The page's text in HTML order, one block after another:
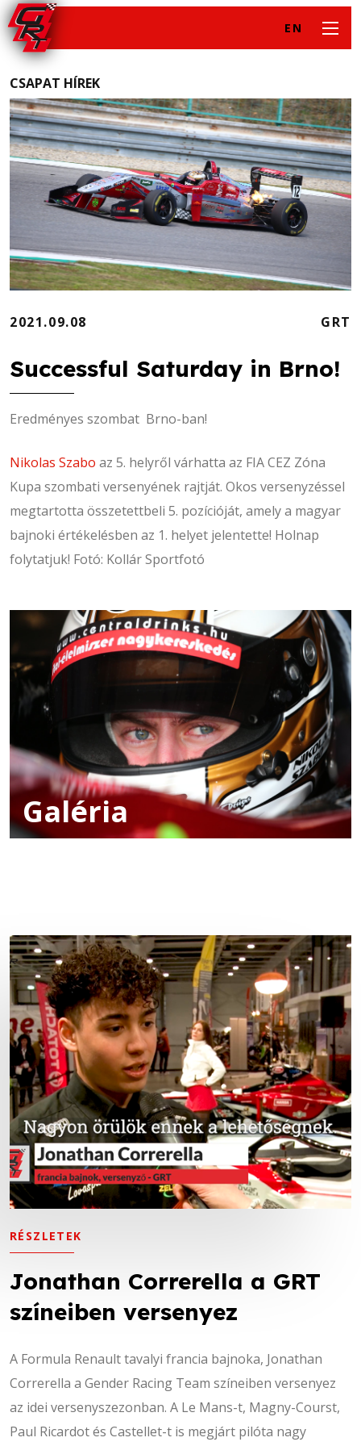
EN
CSAPAT HÍREK
2021.09.08 GRT
Successful Saturday in Brno!
Eredményes szombat Brno-ban!
Nikolas Szabo az 5. helyről várhatta az FIA CEZ Zóna
Kupa szombati versenyének rajtját. Okos versenyzéssel
megtartotta összetettbeli 5. pozícióját, amely a magyar
bajnoki értékelésben az 1. helyet jelentette! Holnap
folytatjuk! Fotó: Kollár Sportfotó
Galéria
RÉSZLETEK
Jonathan Correrella a GRT
színeiben versenyez
A Formula Renault tavalyi francia bajnoka, Jonathan
Correrella a Gender Racing Team színeiben versenyez
az idei versenyszezonban. A Le Mans-t, Magny-Courst,
Paul Ricardot és Castellet-t is megjárt pilóta nagy
RÉSZLETEK
Duna Televízió - A GRT 220
felett
RÉSZLETEK
Jonathan Correrella a GRT
színeiben versenyez
A Formula Renault tavalyi francia bajnoka, Jonathan
Correrella a Gender Racing Team színeiben versenyez
az idei versenyszezonban. A Le Mans-t, Magny-Courst,
Paul Ricardot és Castellet-t is megjárt pilóta nagy
RÉSZLETEK
Duna Televízió - A GRT 220
felett